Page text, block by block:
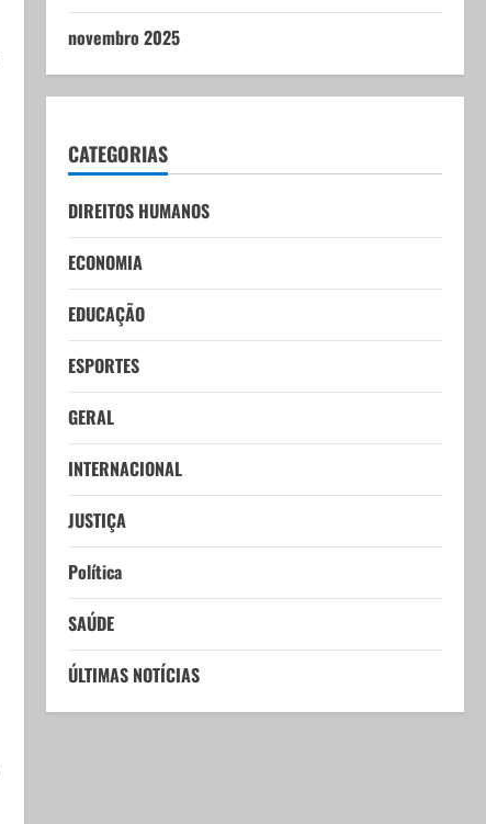
novembro 2025
CATEGORIAS
DIREITOS HUMANOS
ECONOMIA
EDUCAÇÃO
ESPORTES
GERAL
INTERNACIONAL
JUSTIÇA
Política
SAÚDE
ÚLTIMAS NOTÍCIAS